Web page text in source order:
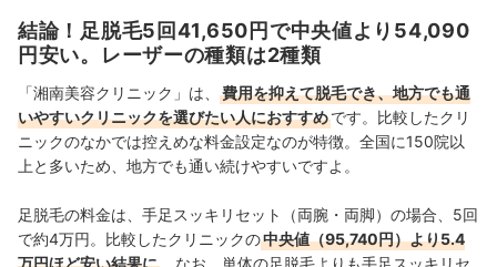
からこそ、徹底検証を通じて全ユーザーが選びやすい情
報を届ける」ことをモットーに活動している。
真田桃花のプロフィール
結論！足脱毛5回41,650円で中央値より54,090
円安い。レーザーの種類は2種類
「湘南美容クリニック」は、
費用を抑えて脱毛でき、地方でも通
いやすいクリニックを選びたい人におすすめです。比較したクリ
ニックのなかでは控えめな料金設定なのが特徴。全国に150院以
上と多いため、地方でも通い続けやすいですよ。
足脱毛の料金は、手足スッキリセット（両腕・両脚）の場合、 5回
で約4万円。比較したクリニックの中央値（95,740円）より5.4
万円ほど安い結果に 。 なお、単体の足脱毛よりも手足スッキリセ